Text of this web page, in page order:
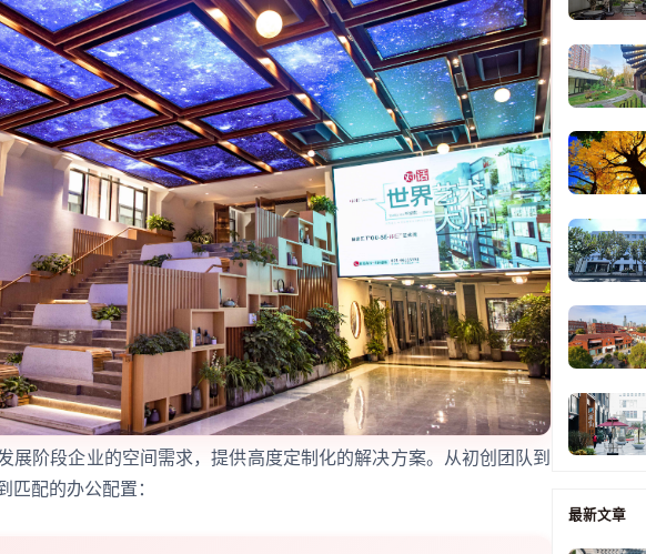
展阶段企业的空间需求，提供高度定制化的解决方案。从初创团队到
匹配的办公配置：
最新文章